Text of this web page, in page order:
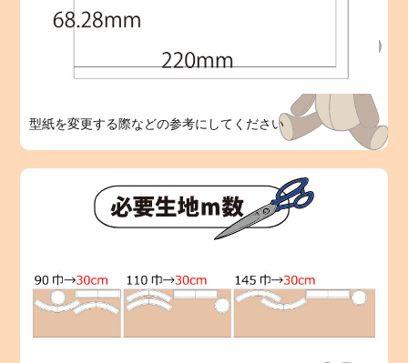
型紙を変更する際などの参考にしてください